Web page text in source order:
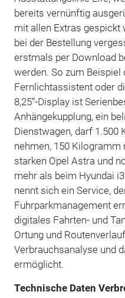
bereits vernünftig
mit allen Extras gespickt
bei der Bestellung
erstmals per Download
werden. So zum Beispiel
Fernlichtassistent oder
8,25“-Display ist
Anhängekupplung, ein
Dienstwagen, darf 1.500
nehmen, 150
starken Opel Astra und
mehr als beim Hyundai
nennt sich ein Service,
Fuhrparkmanagement
digitales Fahrten- und
Ortung und
Verbrauchsanalyse und
ermöglicht.
Technische Daten